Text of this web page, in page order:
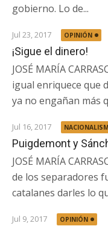
gobierno. Lo de...
Jul 23, 2017 OPINIÓN
¡Sigue el dinero!
JOSÉ MARÍA
igual enriquece que
ya no engañan más
Jul 16, 2017
Puigdemont y
JOSÉ MARÍA
de los separadores
catalanes darles lo
Jul 9, 2017 OPINIÓN